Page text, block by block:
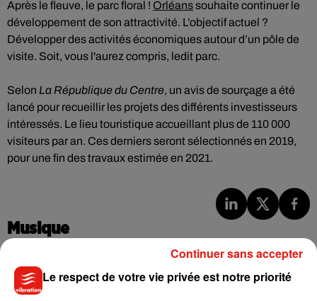
Après le fleuve, le parc floral ! Orléanssouhaite continuer le
développement de son attractivité. L’objectif actuel ?
Développer des activités économiques autour d’un pôle de
visite. Soit, vous l'aurez compris, ledit parc.
Selon La République du Centre, un avis de sourçage a été
lancé pour recueillir les projets des différents investisseurs
intéressés. Le lieu touristique accueillant plus de 110 000
visiteurs par an. Ces derniers seront sélectionnés en 2019,
pour une fin des travaux estimée en 2021.
Musique
Julien Lieb s’essaye à la vie de chatelain
Le respect de votre vie privée est notre priorité
Continuer sans accepter